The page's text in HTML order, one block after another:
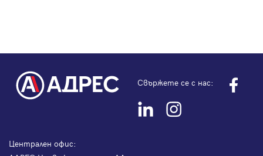
Свържете се с нас:
Централен офис: